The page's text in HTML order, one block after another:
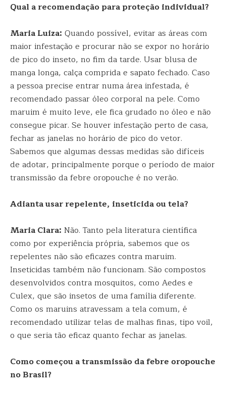
Qual a recomendação para proteção individual?
Maria Luiza: Quando possível, evitar as áreas com
maior infestação e procurar não se expor no horário
de pico do inseto, no fim da tarde. Usar blusa de
manga longa, calça comprida e sapato fechado. Caso
a pessoa precise entrar numa área infestada, é
recomendado passar óleo corporal na pele. Como
maruim é muito leve, ele fica grudado no óleo e não
consegue picar. Se houver infestação perto de casa,
fechar as janelas no horário de pico do vetor.
Sabemos que algumas dessas medidas são difíceis
de adotar, principalmente porque o período de maior
transmissão da febre oropouche é no verão.
Adianta usar repelente, inseticida ou tela?
Maria Clara: Não. Tanto pela literatura científica
como por experiência própria, sabemos que os
repelentes não são eficazes contra maruim.
Inseticidas também não funcionam. São compostos
desenvolvidos contra mosquitos, como Aedes e
Culex, que são insetos de uma família diferente.
Como os maruins atravessam a tela comum, é
recomendado utilizar telas de malhas finas, tipo voil,
o que seria tão eficaz quanto fechar as janelas.
Como começou a transmissão da febre oropouche
no Brasil?